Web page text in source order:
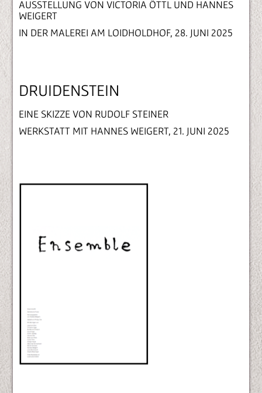
AUSSTELLUNG VON VICTORIA ÖTTL UND HANNES
WEIGERT
IN DER MALEREI AM LOIDHOLDHOF, 28. JUNI 2025
DRUIDENSTEIN
EINE SKIZZE VON RUDOLF STEINER
WERKSTATT MIT HANNES WEIGERT, 21. JUNI 2025